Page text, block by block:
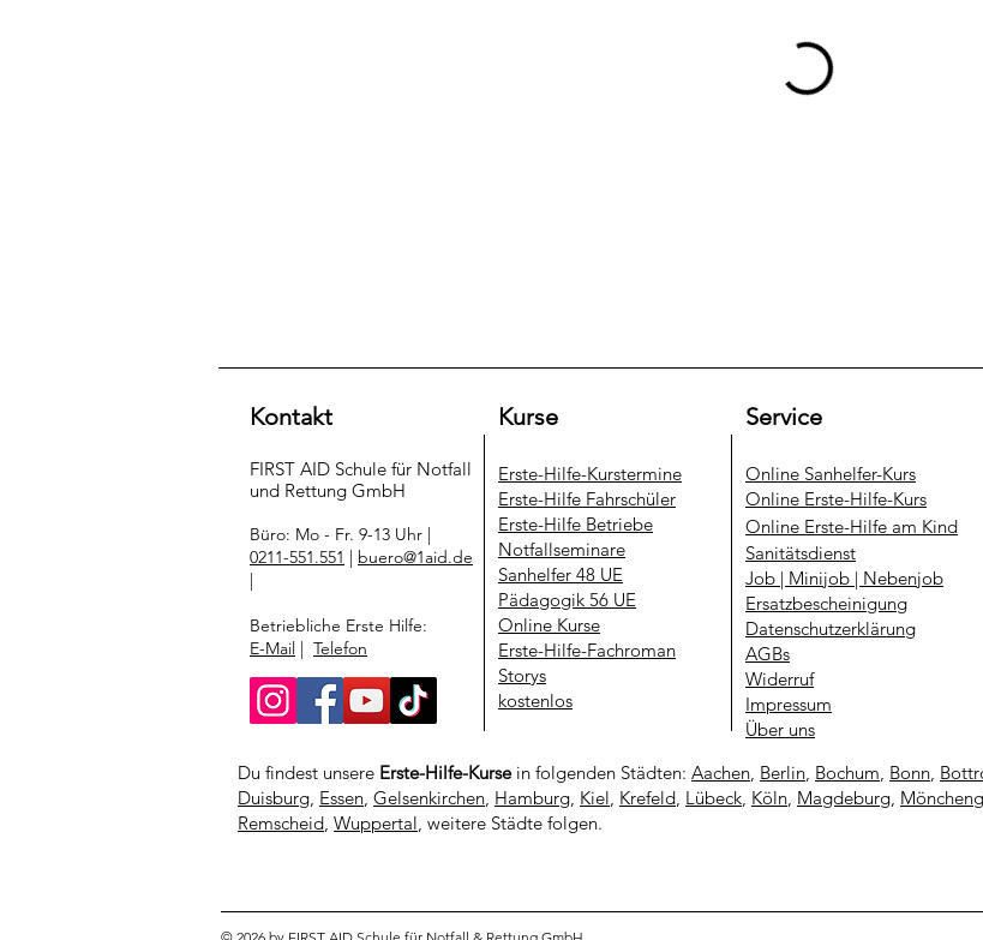
Kontakt
FIRST AID Schule für Notfall
und Rettung​ GmbH
Büro: Mo - Fr. 9-13 Uhr |
0211-551.551 | buero@1aid.de
|
Betriebliche Erste Hilfe:
E-Mail | Telefon
Kurse
Erste-Hilfe-Kurstermine
Erste-Hilfe Fahrschüler
Erste-Hilfe Betriebe
Notfallseminare
Sanhelfer 48 UE
Pädagogik 56 UE
Online Kurse
Erste-Hilfe-Fachroman
Storys
kostenlos
Service
​Online Sanhelfer-Kurs​
Online Erste-Hilfe-Kurs
Online Erste-Hilfe am Kind
Sanitätsdienst
Job | Minijob | Nebenjob
Ersatzbescheinigung
Datenschutzerklärung
AGBs
Widerruf
Impressum
Über uns
Du findest unsere Erste-Hilfe-Kursein folgenden Städten: Aachen, Berlin, Bochum, Bonn,
Duisburg, Essen, Gelsenkirchen, Hamburg, Kiel, Krefeld, Lübeck, Köln, Magdeburg,
Remscheid, Wuppertal, weitere Städte folgen.